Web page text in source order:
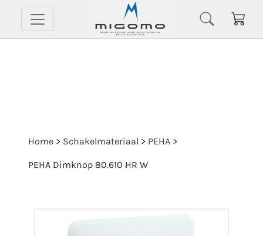
Home > Schakelmateriaal > PEHA >
PEHA Dimknop 80.610 HR W